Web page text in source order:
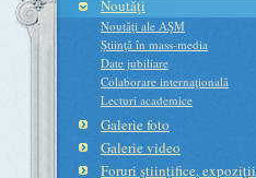
Noutăţi
Noutăţi ale AŞM
Ştiinţă în mass-media
Date jubiliare
Colaborare internaţională
Lecturi academice
Galerie foto
Galerie video
Foruri ştiinţifice, expoziţii